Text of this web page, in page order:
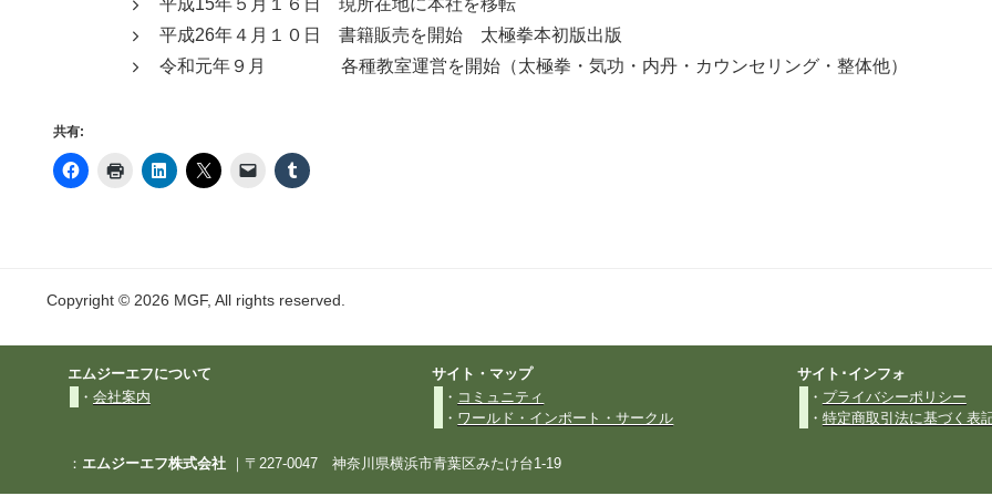
平成15年５月１６日 現所在地に本社を移転
平成26年４月１０日 書籍販売を開始 太極拳本初版出版
令和元年９月 各種教室運営を開始（太極拳・気功・内丹・カウンセリング・整体他）
共有:
Copyright © 2026 MGF, All rights reserved.
エムジーエフについて
・ 会社案内
サイト・マップ
・ コミュニティ
・ ワールド・インポート・サークル
サイト･インフォ
・ プライバシーポリシー
・ 特定商取引法に基づく表
： エムジーエフ株式会社 ｜〒227-0047 神奈川県横浜市青葉区みたけ台1-19